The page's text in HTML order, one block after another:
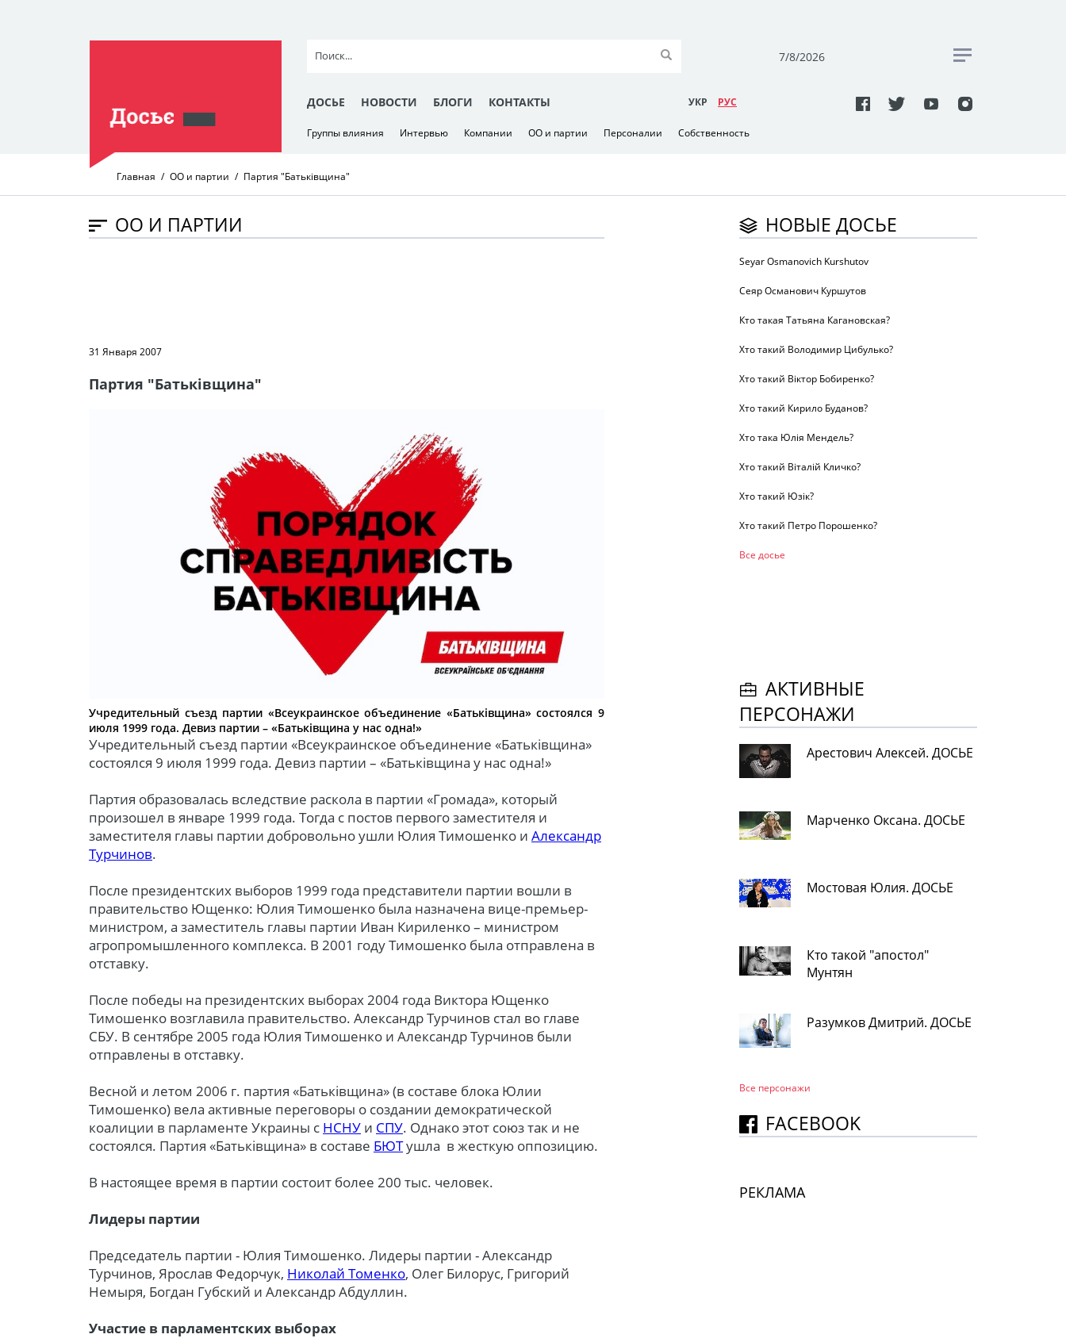
7/8/2026
ДОСЬЕ НОВОСТИ БЛОГИ КОНТАКТЫ УКР РУC
Группы влияния Интервью Компании ОО и партии Персоналии Собственность
Главная ОО и партии Партия "Батьківщина"
ОО И ПАРТИИ
31 Января 2007
Партия "Батьківщина"
Учредительный съезд партии «Всеукраинское объединение «Батьківщина» состоялся 9
июля 1999 года. Девиз партии – «Батьківщина у нас одна!»
Учредительный съезд партии «Всеукраинское объединение «Батьківщина»
состоялся 9 июля 1999 года. Девиз партии – «Батьківщина у нас одна!»
Партия образовалась вследствие раскола в партии «Громада», который
произошел в январе 1999 года. Тогда с постов первого заместителя и
заместителя главы партии добровольно ушли Юлия Тимошенко и Александр
Турчинов.
После президентских выборов 1999 года представители партии вошли в
правительство Ющенко: Юлия Тимошенко была назначена вице-премьер-
министром, а заместитель главы партии Иван Кириленко – министром
агропромышленного комплекса. В 2001 году Тимошенко была отправлена в
отставку.
После победы на президентских выборах 2004 года Виктора Ющенко
Тимошенко возглавила правительство. Александр Турчинов стал во главе
СБУ. В сентябре 2005 года Юлия Тимошенко и Александр Турчинов были
отправлены в отставку.
Весной и летом 2006 г. партия «Батьківщина» (в составе блока Юлии
Тимошенко) вела активные переговоры о создании демократической
коалиции в парламенте Украины с НСНУ и СПУ. Однако этот союз так и не
состоялся. Партия «Батьківщина» в составе БЮТушла в жесткую оппозицию.
В настоящее время в партии состоит более 200 тыс. человек.
Лидеры партии
Председатель партии - Юлия Тимошенко. Лидеры партии - Александр
Турчинов, Ярослав Федорчук, Николай Томенко, Олег Билорус, Григорий
Немыря, Богдан Губский и Александр Абдуллин.
Участие в парламентских выборах
НОВЫЕ ДОСЬЕ
Seyar Osmanovich Kurshutov
Сеяр Османович Куршутов
Кто такая Татьяна Кагановская?
Хто такий Володимир Цибулько?
Хто такий Віктор Бобиренко?
Хто такий Кирило Буданов?
Хто така Юлія Мендель?
Хто такий Віталій Кличко?
Хто такий Юзік?
Хто такий Петро Порошенко?
Все досье
АКТИВНЫЕ
ПЕРСОНАЖИ
Арестович Алексей. ДОСЬЕ
Марченко Оксана. ДОСЬЕ
Мостовая Юлия. ДОСЬЕ
Кто такой "апостол"
Мунтян
Разумков Дмитрий. ДОСЬЕ
Все персонажи
FACEBOOK
РЕКЛАМА